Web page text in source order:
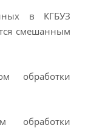
в КГБУЗ
смешанным
обработки
обработки